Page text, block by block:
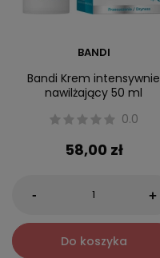
BANDI
Bandi Krem intensywnie
nawilżający 50 ml
0.0
58,00 zł
- +
Do koszyka